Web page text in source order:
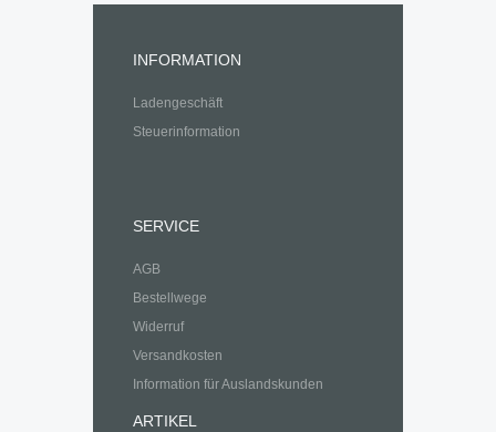
INFORMATION
Ladengeschäft
Steuerinformation
SERVICE
AGB
Bestellwege
Widerruf
Versandkosten
Information für Auslandskunden
ARTIKEL